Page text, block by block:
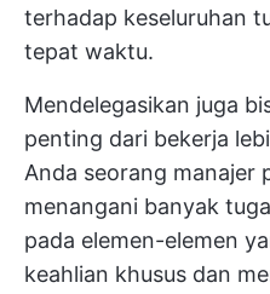
terhadap keseluruhan
tepat waktu.
Mendelegasikan juga
penting dari bekerja
Anda seorang manajer
menangani banyak
pada elemen-elemen
keahlian khusus dan